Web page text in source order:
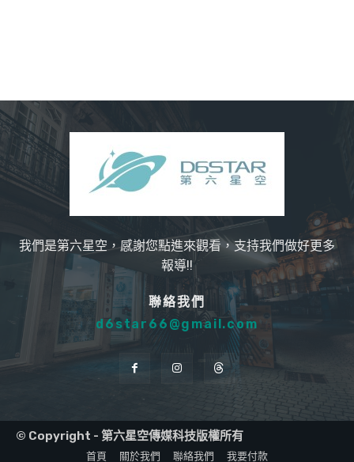
我們是第六星空，感謝您點進來觀看，支持我們做好更多
報導!!
聯絡我們
d6star66@gmail.com
© Copyright - 第六星空傳媒科技版權所有
首頁 關於我們 聯絡我們 我要付款